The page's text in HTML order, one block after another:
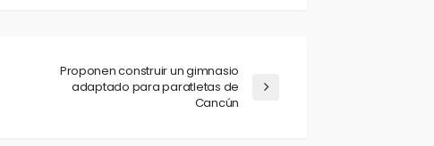
Proponen construir un gimnasio
adaptado para paratletas de
Cancún